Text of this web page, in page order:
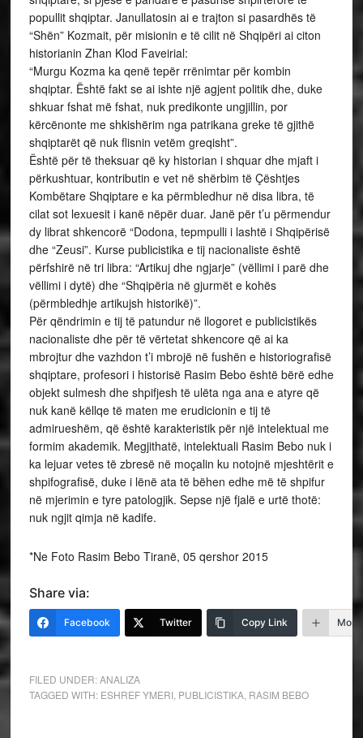
popullit shqiptar. Janullatosin ai e trajton si pasardhës të
“Shën” Kozmait, për misionin e të cilit në Shqipëri ai citon
historianin Zhan Klod Faveirial:
“Murgu Kozma ka qenë tepër rrënimtar për kombin
shqiptar. Është fakt se ai ishte një agjent politik dhe, duke
shkuar fshat më fshat, nuk predikonte ungjillin, por
kërcënonte me shkishërim nga patrikana greke të gjithë
shqiptarët që nuk flisnin vetëm greqisht”.
Është për të theksuar që ky historian i shquar dhe mjaft i
përkushtuar, kontributin e vet në shërbim të Çështjes
Kombëtare Shqiptare e ka përmbledhur në disa libra, të
cilat sot lexuesit i kanë nëpër duar. Janë për t’u përmendur
dy librat shkencorë “Dodona, tepmpulli i lashtë i Shqipërisë
dhe “Zeusi”. Kurse publicistika e tij nacionaliste është
përfshirë në tri libra: “Artikuj dhe ngjarje” (vëllimi i parë dhe
vëllimi i dytë) dhe “Shqipëria në gjurmët e kohës
(përmbledhje artikujsh historikë)”.
Për qëndrimin e tij të patundur në llogoret e publicistikës
nacionaliste dhe për të vërtetat shkencore që ai ka
mbrojtur dhe vazhdon t’i mbrojë në fushën e historiografisë
shqiptare, profesori i historisë Rasim Bebo është bërë edhe
objekt sulmesh dhe shpifjesh të ulëta nga ana e atyre që
nuk kanë këllqe të maten me erudicionin e tij të
admirueshëm, që është karakteristik për një intelektual me
formim akademik. Megjithatë, intelektuali Rasim Bebo nuk i
ka lejuar vetes të zbresë në moçalin ku notojnë mjeshtërit e
shpifografisë, duke i lënë ata të bëhen edhe më të shpifur
në mjerimin e tyre patologjik. Sepse një fjalë e urtë thotë:
nuk ngjit qimja në kadife.
*Ne Foto Rasim Bebo Tiranë, 05 qershor 2015
Share via:
Facebook Twitter Copy Link More
FILED UNDER:ANALIZA
TAGGED WITH: ESHREF YMERI, PUBLICISTIKA, RASIM BEBO